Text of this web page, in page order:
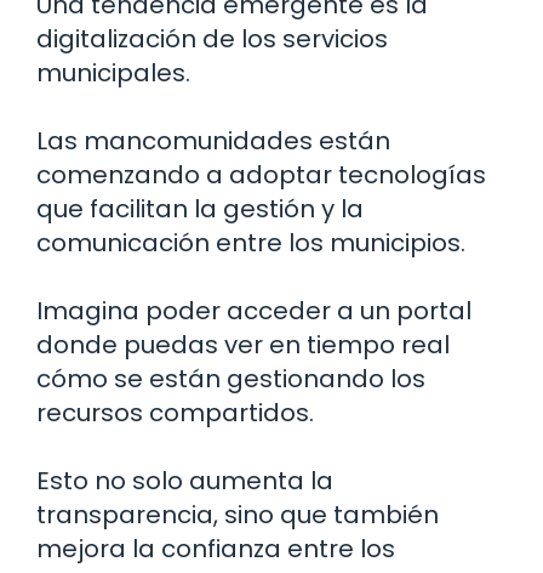
digitalización de los servicios
municipales.
Las mancomunidades están
comenzando a adoptar tecnologías
que facilitan la gestión y la
comunicación entre los municipios.
Imagina poder acceder a un portal
donde puedas ver en tiempo real
cómo se están gestionando los
recursos compartidos.
Esto no solo aumenta la
transparencia, sino que también
mejora la confianza entre los